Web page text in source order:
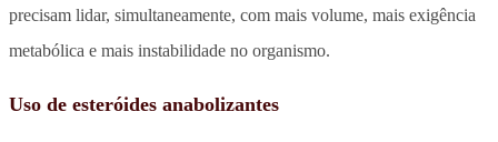
precisam lidar, simultaneamente, com mais volume, mais exigência
metabólica e mais instabilidade no organismo.
Uso de esteróides anabolizantes